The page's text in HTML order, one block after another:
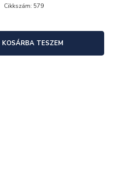
Cikkszám: 579
KOSÁRBA TESZEM